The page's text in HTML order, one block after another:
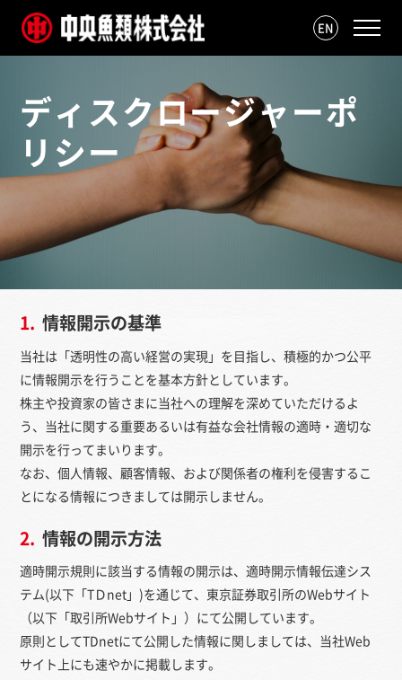
EN
ディスクロージャーポ
リシー
1. 情報開示の基準
当社は「透明性の高い経営の実現」を目指し、積極的かつ公平
に情報開示を行うことを基本方針としています。
株主や投資家の皆さまに当社への理解を深めていただけるよ
う、当社に関する重要あるいは有益な会社情報の適時・適切な
開示を行ってまいります。
なお、個人情報、顧客情報、および関係者の権利を侵害するこ
とになる情報につきましては開示しません。
2. 情報の開示方法
適時開示規則に該当する情報の開示は、適時開示情報伝達シス
テム(以下「TＤnet」)を通じて、東京証券取引所のWebサイト
（以下「取引所Webサイト」）にて公開しています。
原則としてTDnetにて公開した情報に関しましては、当社Web
サイト上にも速やかに掲載します。